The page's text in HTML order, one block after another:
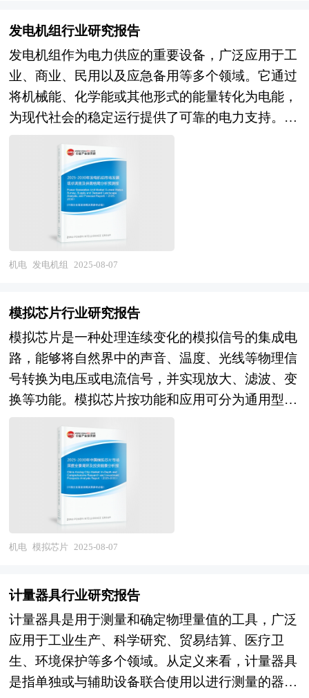
行业在产品方面提供了参考建议和具体解决办法。
报告对于锂电池产品生产企业、经销商、行业管理
部门以及拟进入该行业的投资者具有重要的参考价
值，对于研究我国锂电池行业发展规律、提高企业
的运营效率、促进企业的发展壮大有学术和实践的
业信息中心、中国经济景气监测中心、中国行业研
究网以及国内外多种相关报刊杂志媒体提供的最新
研究资料。本报告对国内外石英仪器行业的发展状
况进行了深入透彻地分析，对我国行业市场情况、
技术现状、供需形势作了详尽研究，重点分析了国
报告还对石英仪器下游行业的发展进行了探讨，是
石英仪器及相关企业、投资部门、研究机构准确了
解目前中国市场发展动态，把握石英仪器行业发展
方向，为企业经营决策提供重要参考的依据。
业已在12英寸硅片等高端产品领域取得了显著进
展。在光伏硅片领域，中国更是全球最大的生产和
出口国，凭借先进的生产工艺和成本控制优势，在
全球市场中占据了主导地位。然而，行业也面临着
诸多挑战，如高端半导体硅片仍依赖进口、原材料
供应受限以及市场竞争加剧等问题。 展望2025-
2030年，中国硅片行业将呈现多维度的发展趋势。
一方面，随着5G通信、人工智能、物联网等新兴
技术的快速发展，半导体硅片的需求将持续增长，
特别是在高端芯片制造领域，对大尺寸、高纯度、
高精度硅片的需求将更为迫切。这将促使国内企业
进一步加大技术创新力度，提升产品品质和生产效
率，以满足国内半导体产业快速发展的需求。另一
度不断提高，光伏市场规模将持续扩大，硅片作为
光伏产业链的上游核心环节，也将迎来更大的发展
机遇。同时，随着技术的不断进步，硅片的生产成
本将进一步降低，转换效率将进一步提高，推动光
伏产业向平价上网和大规模应用迈进。此外，随着
片行业的供应链安全和自主可控将成为未来发展的
重要考量因素。总体而言，中国硅片行业在未来几
年内将继续保持快速增长，市场规模有望进一步扩
大，行业的发展将更加注重技术创新、产业升级和
供应链安全，以适应不断变化的市场需求和政策环
境。 本研究咨询报告由中研普华咨询公司领衔撰
息中心、国务院发展研究中心、国家海关总署、全
国商业信息中心、中国经济景气监测中心、中国行
业研究网、全国及海外相关报刊杂志的基础信息以
及硅片行业研究单位等公布和提供的大量资料。报
告对我国硅片行业的供需状况、发展现状、子行业
发电机组行业研究报告
发电机组作为电力供应的重要设备，广泛应用于工
业、商业、民用以及应急备用等多个领域。它通过
将机械能、化学能或其他形式的能量转化为电能，
为现代社会的稳定运行提供了可靠的电力支持。发
在偏远地区、临时工程以及应对突发灾害时的应急
供电中扮演着不可或缺的角色。 当前，中国发电
机组行业正处于转型升级的关键时期。随着经济的
快速发展和电力需求的持续增长，发电机组的市场
规模不断扩大，技术水平显著提升。从传统的柴油
发电机组到如今的燃气发电机组、太阳能发电机组
益丰富，能够满足不同场景下的多样化电力需求。
同时，随着环保政策的日益严格和技术的不断进
步，发电机组行业也在朝着高效、节能、环保的方
向发展。然而，行业也面临着一些挑战，如高端发
电机组依赖进口、自主研发能力不足、市场竞争激
烈等问题，这些问题在一定程度上制约了行业的进
一步发展。 展望未来，中国发电机组行业将呈现
智能化、高效化、绿色化的发展趋势。智能化技术
将与发电机组深度融合，实现设备的自动化运行、
远程监控和故障诊断，提高发电效率和可靠性。高
效化将成为行业发展的核心目标，通过技术创新和
优化设计，进一步提高发电机组的能源转换效率，
降低运营成本。绿色化则是行业可持续发展的必然
风能、生物质能等清洁能源发电机组将得到更广泛
的应用，减少对传统化石能源的依赖，降低环境污
染。未来，中国发电机组行业有望在技术创新、产
品升级、市场拓展等方面取得突破，实现高质量发
展，为全球发电机组行业的发展贡献更多的中国智
机电 发电机组 2025-08-07
模拟芯片行业研究报告
模拟芯片是一种处理连续变化的模拟信号的集成电
路，能够将自然界中的声音、温度、光线等物理信
号转换为电压或电流信号，并实现放大、滤波、变
换等功能。模拟芯片按功能和应用可分为通用型和
心，专用型则针对特定领域定制。 模拟芯片研究
报告对行业研究的内容和方法进行全面的阐述和论
证，对研究过程中所获取的资料进行全面系统的整
理和分析，通过图表、统计结果及文献资料，或以
纵向的发展过程，或横向类别分析提出论点、分析
论据，进行论证。报告如实地反映客观情况，一切
达准确，概念表述科学化。报告对行业相关各种因
素进行具体调查、研究、分析，洞察行业今后的发
展方向、行业竞争格局的演变趋势以及技术标准、
市场规模、潜在问题与行业发展的症结所在，评估
行业投资价值、效果效益程度，提出建设性意见建
议，为行业投资决策者和企业经营者提供参考依
机电 模拟芯片 2025-08-07
计量器具行业研究报告
计量器具是用于测量和确定物理量值的工具，广泛
应用于工业生产、科学研究、贸易结算、医疗卫
生、环境保护等多个领域。从定义来看，计量器具
是指单独或与辅助设备联合使用以进行测量的器